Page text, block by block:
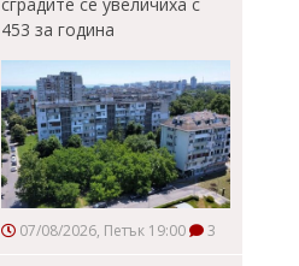
453 за година
07/08/2026, Петък 19:00 3